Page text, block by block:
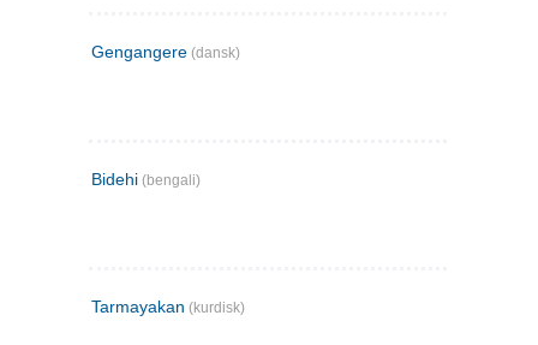
Gengangere (dansk)
Bidehi (bengali)
Tarmayakan (kurdisk)